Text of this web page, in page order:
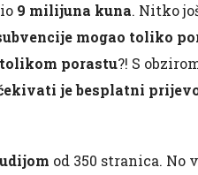
9 milijuna kuna. Nitko
mogao toliko
porastu?! S
je besplatni
od 350 stranica. No